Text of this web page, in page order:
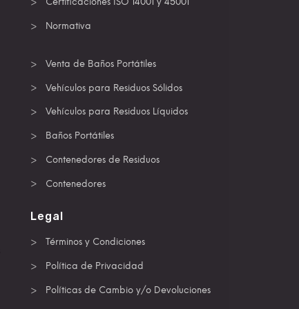
Normativa
Venta de Baños Portátiles
Vehículos para Residuos Sólidos
Vehículos para Residuos Líquidos
Baños Portátiles
Contenedores de Residuos
Contenedores
Legal
Términos y Condiciones
Política de Privacidad
Políticas de Cambio y/o Devoluciones